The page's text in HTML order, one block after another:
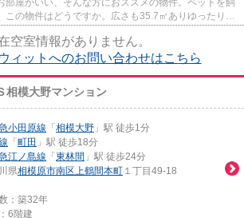
部屋がいい、そんな方におススメの物件。ペットを飼
この物件はどうですか。広さも35.7㎡ありゆったりと
空室情報がありません。
ィットへのお問い合わせはこちら
相模大野マンション
小田原線 「 相模大野 」駅 徒歩1分
「 町田 」駅 徒歩18分
江ノ島線 「 東林間 」駅 徒歩24分
県相模原市南区上鶴間本町 １丁目49-18
：築32年
6階建